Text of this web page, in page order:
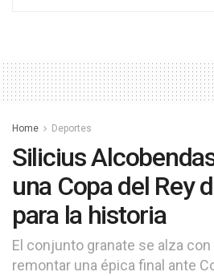
Home Deportes
Silicius
una Copa del Rey
para la historia
El conjunto granate se alza
remontar una épica final ante